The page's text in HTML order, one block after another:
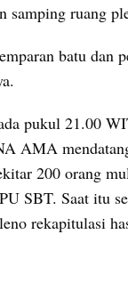
samping ruang
batu dan
pukul 21.00
AMA
200 orang
SBT. Saat itu
rekapitulasi